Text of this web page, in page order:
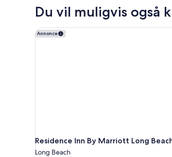
seng
Du vil muligvis også
Annonce
Residence Inn By Marriott Long
Long Beach
Residence Inn By Marriott Long Beach